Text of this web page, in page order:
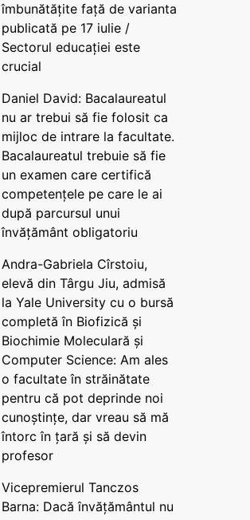
îmbunătățite față de varianta
publicată pe 17 iulie /
Sectorul educației este
crucial
Daniel David: Bacalaureatul
nu ar trebui să fie folosit ca
mijloc de intrare la facultate.
Bacalaureatul trebuie să fie
un examen care certifică
competențele pe care le ai
după parcursul unui
învățământ obligatoriu
Andra-Gabriela Cîrstoiu,
elevă din Târgu Jiu, admisă
la Yale University cu o bursă
completă în Biofizică și
Biochimie Moleculară și
Computer Science: Am ales
o facultate în străinătate
pentru că pot deprinde noi
cunoștințe, dar vreau să mă
întorc în țară și să devin
profesor
Vicepremierul Tanczos
Barna: Dacă învățământul nu